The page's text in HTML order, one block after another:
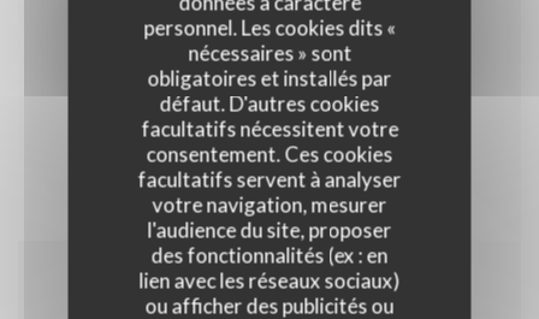
personnel. Les cookies dits «
nécessaires » sont
obligatoires et installés par
défaut. D'autres cookies
facultatifs nécessitent votre
consentement. Ces cookies
facultatifs servent à analyser
votre navigation, mesurer
l'audience du site, proposer
des fonctionnalités (ex : en
lien avec les réseaux sociaux)
ou afficher des publicités ou
15/07/2011